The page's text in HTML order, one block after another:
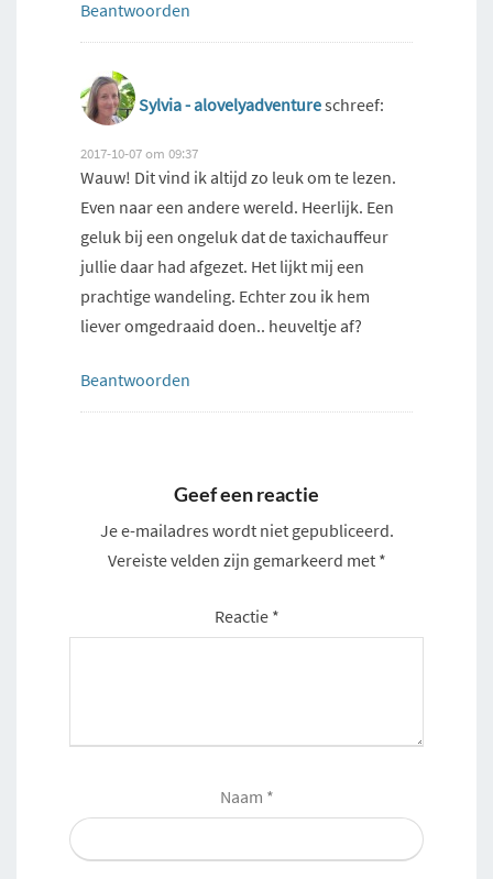
Beantwoorden
Sylvia - alovelyadventureschreef:
2017-10-07 om 09:37
Wauw! Dit vind ik altijd zo leuk om te lezen.
Even naar een andere wereld. Heerlijk. Een
geluk bij een ongeluk dat de taxichauffeur
jullie daar had afgezet. Het lijkt mij een
prachtige wandeling. Echter zou ik hem
liever omgedraaid doen.. heuveltje af?
Beantwoorden
Geef een reactie
Je e-mailadres wordt niet gepubliceerd.
Vereiste velden zijn gemarkeerd met *
Reactie *
Naam *